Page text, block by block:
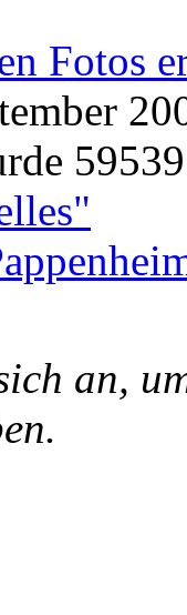
Fotos
an,